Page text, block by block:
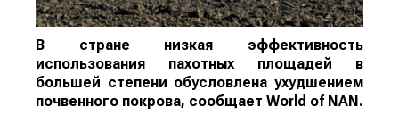
В стране низкая эффективность
использования пахотных площадей в
большей степени обусловлена ухудшением
почвенного покрова, сообщает World of NAN.